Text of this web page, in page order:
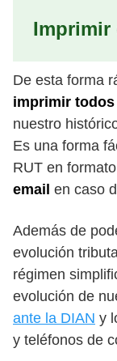
Imprimir
De esta forma
imprimir todos
nuestro
Es una forma
RUT en
email en caso
Además de
evolución
régimen
evolución de
ante la DIAN y
y teléfonos de